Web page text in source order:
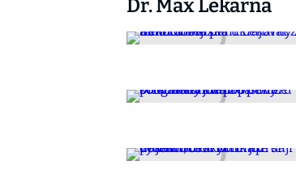
Dr. Max Lékárna